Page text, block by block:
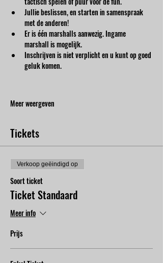
Jullie beslissen, en starten in samenspraak
met de anderen!
Er is één marshalls aanwezig. Ingame
marshall is mogelijk.
Inschrijven is niet verplicht en u kunt op goed
geluk komen.
Meer weergeven
Tickets
Verkoop geëindigd op
Soort ticket
Ticket Standaard
Meer info
Prijs